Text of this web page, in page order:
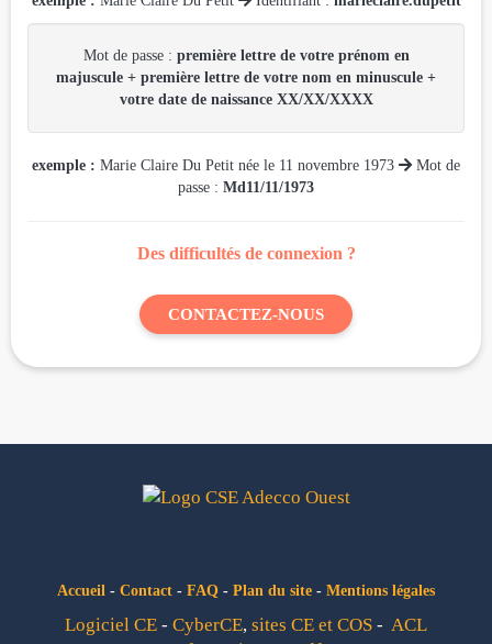
Mot de passe : première lettre de votre prénom en
majuscule + première lettre de votre nom en minuscule +
votre date de naissance XX/XX/XXXX
exemple : Marie Claire Du Petit née le 11 novembre 1973  Mot de
passe : Md11/11/1973
Des difficultés de connexion ?
CONTACTEZ-NOUS
Accueil - Contact - FAQ - Plan du site - Mentions légales
Logiciel CE - CyberCE, sites CE et COS - ACL